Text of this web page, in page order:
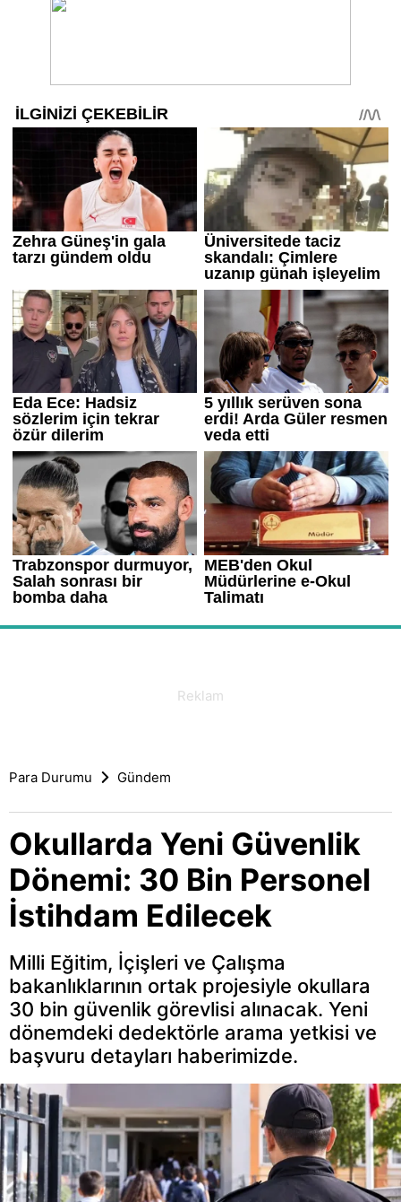
Para Durumu Gündem
Okullarda Yeni Güvenlik
Dönemi: 30 Bin Personel
İstihdam Edilecek
Milli Eğitim, İçişleri ve Çalışma
bakanlıklarının ortak projesiyle okullara
30 bin güvenlik görevlisi alınacak. Yeni
dönemdeki dedektörle arama yetkisi ve
başvuru detayları haberimizde.